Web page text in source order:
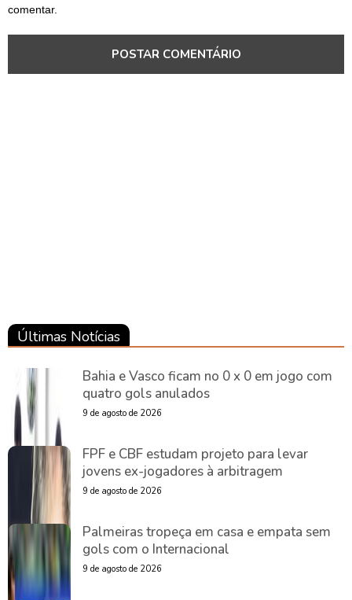
comentar.
Últimas Notícias
Bahia e Vasco ficam no 0 x 0 em jogo com
quatro gols anulados
9 de agosto de 2026
FPF e CBF estudam projeto para levar
jovens ex-jogadores à arbitragem
9 de agosto de 2026
Palmeiras tropeça em casa e empata sem
gols com o Internacional
9 de agosto de 2026